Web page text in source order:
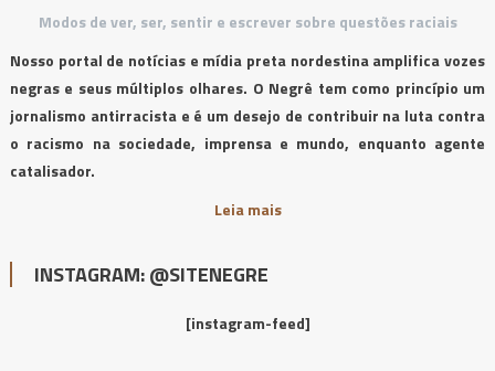
Modos de ver, ser, sentir e escrever sobre questões raciais
Nosso portal de notícias e mídia preta nordestina amplifica vozes
negras e seus múltiplos olhares. O Negrê tem como princípio um
jornalismo antirracista e é um desejo de contribuir na luta contra
o racismo na sociedade, imprensa e mundo, enquanto agente
catalisador.
Leia mais
INSTAGRAM: @SITENEGRE
[instagram-feed]